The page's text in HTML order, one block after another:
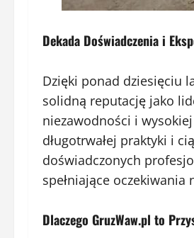
Dekada Doświadczenia i
Dzięki ponad dziesięciu
solidną reputację jako
niezawodności i
długotrwałej praktyki i
doświadczonych
spełniające
Dlaczego GruzWaw.pl to